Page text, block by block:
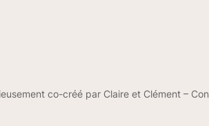
co-créé par Claire et Clément –